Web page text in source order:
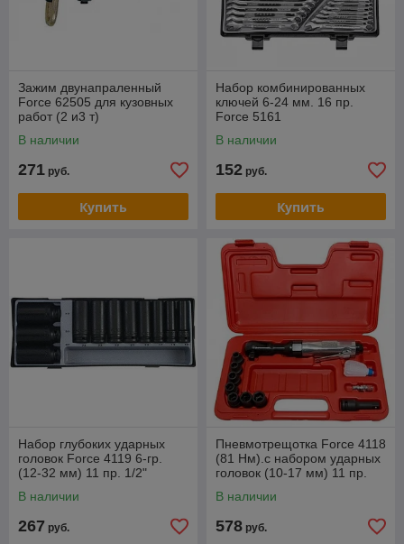
Зажим двунапраленный
Force 62505 для кузовных
работ (2 и3 т)
В наличии
271 руб.
Купить
Набор комбинированных
ключей 6-24 мм. 16 пр.
Force 5161
В наличии
152 руб.
Купить
Набор глубоких ударных
головок Force 4119 6-гр.
(12-32 мм) 11 пр. 1/2"
В наличии
267 руб.
Пневмотрещотка Force 4118
(81 Hм).с набором ударных
головок (10-17 мм) 11 пр.
В наличии
578 руб.